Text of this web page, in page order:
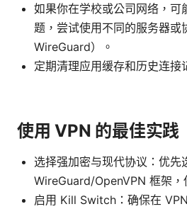
如果你在学校或公司网络，可
题，尝试使用不同的服务器或
WireGuard）。
定期清理应用缓存和历史连接
使用 VPN 的最佳实践
选择强加密与现代协议：优先
WireGuard/OpenVPN 框架，
启用 Kill Switch：确保在